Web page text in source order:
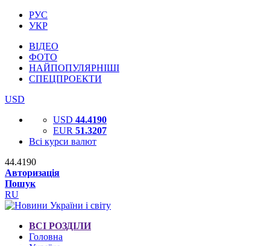
РУС
УКР
ВІДЕО
ФОТО
НАЙПОПУЛЯРНІШІ
СПЕЦПРОЕКТИ
USD
USD 44.4190
EUR 51.3207
Всі курси валют
44.4190
Авторизація
Пошук
RU
ВСІ РОЗДІЛИ
Головна